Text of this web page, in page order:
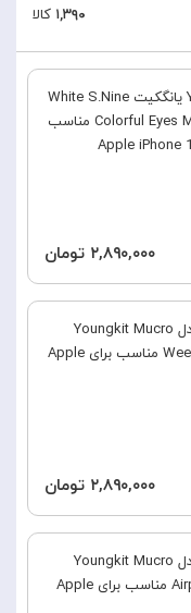
۱,۳۹۰ کالا
قاب YOUNGKIT یانگکیت White S.Nine
Colorful Eyes Magsafe Series مناسب
۲,۸۹۰,۰۰۰ تومان
قاب یانگکیت مدل Youngkit Mucro
Weekend magsafe مناسب برای Apple
۲,۸۹۰,۰۰۰ تومان
قاب یانگکیت مدل Youngkit Mucro
Airplane magsafe مناسب برای Apple